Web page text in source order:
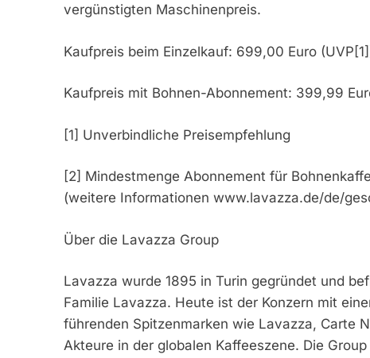
vergünstigten Maschinenpreis.
Kaufpreis beim Einzelkauf: 699,00 Euro
Kaufpreis mit Bohnen-Abonnement: 399,99
[1] Unverbindliche Preisempfehlung
[2] Mindestmenge Abonnement für
(weitere Informationen www.lavazza.de/de/
Über die Lavazza Group
Lavazza wurde 1895 in Turin gegründet und
Familie Lavazza. Heute ist der Konzern mit
führenden Spitzenmarken wie Lavazza, Carte
Akteure in der globalen Kaffeeszene. Die